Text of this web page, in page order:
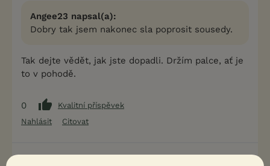
Angee23 napsal(a):
Dobry tak jsem nakonec sla poprosit sousedy.
Tak dejte vědět, jak jste dopadli. Držím palce, ať je
to v pohodě.
0
Kvalitní příspěvek
Nahlásit
Citovat